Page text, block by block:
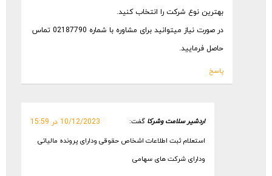
بهترین نوع شرکت را انتخاب کنید.
در صورت نیاز میتوانید برای مشاوره با شماره 02187790 تماس
حاصل فرمایید.
پاسخ
اردشیر سلامت وشرکا گفت: 10/12/2023 در 15:59
استعلام ثبت اطلاعات اشخاص حقوقی ودارای پرونده مالیاتی
ودارای شرکت های سهامی